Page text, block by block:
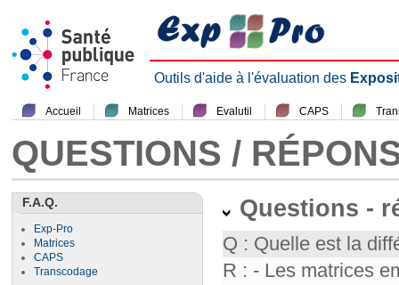
Outils d'aide à l'évaluation des
Accueil Matrices Evalutil CAPS
QUESTIONS /
F.A.Q.
Exp-Pro
Matrices
CAPS
Transcodage
Questions -
Q : Quelle est la
R : - Les matrices